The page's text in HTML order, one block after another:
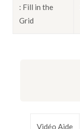
: Fill in the
Grid
Vidéo Aide